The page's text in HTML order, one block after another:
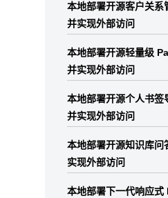
本地部署开源客户关
并实现外部访问
本地部署开源轻量级
并实现外部访问
本地部署开源个人书
并实现外部访问
本地部署开源知识库
实现外部访问
本地部署下一代响应